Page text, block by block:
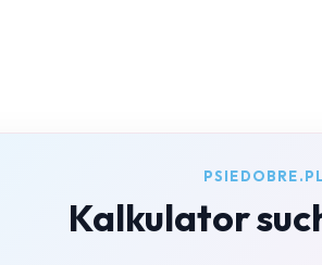
PSIEDOBRE.PL
Kalkulator